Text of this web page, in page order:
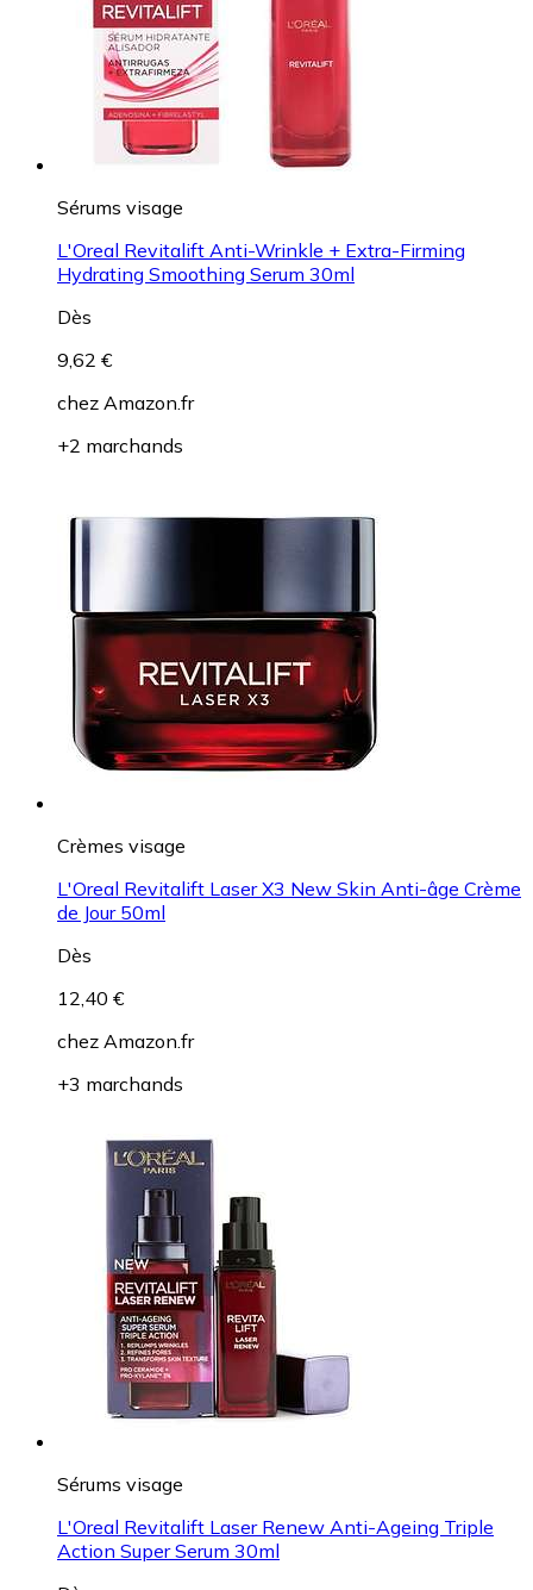
Sérums visage
L'Oreal Revitalift Anti-Wrinkle + Extra-Firming
Hydrating Smoothing Serum 30ml
Dès
9,62 €
chez Amazon.fr
+2 marchands
Crèmes visage
L'Oreal Revitalift Laser X3 New Skin Anti-âge Crème
de Jour 50ml
Dès
12,40 €
chez Amazon.fr
+3 marchands
Sérums visage
L'Oreal Revitalift Laser Renew Anti-Ageing Triple
Action Super Serum 30ml